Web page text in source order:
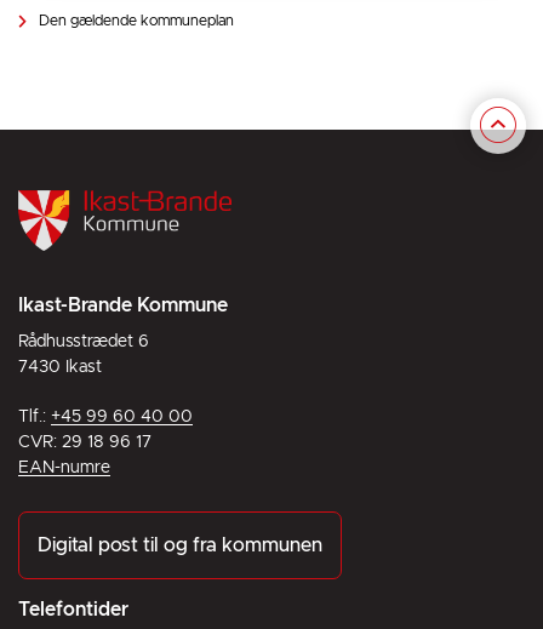
Den gældende kommuneplan
Ikast-Brande Kommune
Rådhusstrædet 6
7430 Ikast
Tlf.: +45 99 60 40 00
CVR: 29 18 96 17
EAN-numre
Digital post til og fra kommunen
Telefontider